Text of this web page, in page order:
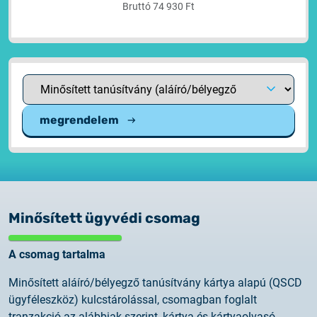
Bruttó 74 930 Ft
megrendelem
Minősített ügyvédi csomag
A csomag tartalma
Minősített aláíró/bélyegző tanúsítvány kártya alapú (QSCD
ügyféleszköz) kulcstárolással, csomagban foglalt